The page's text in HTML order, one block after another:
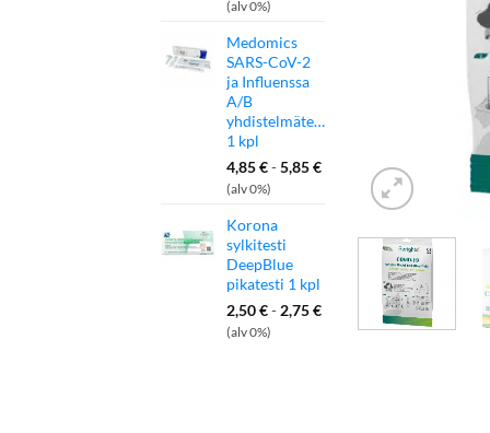
(alv 0%)
Medomics
SARS-CoV-2
ja Influenssa
A/B
yhdistelmätesti
1 kpl
4,85€-5,85€
(alv 0%)
Korona
sylkitesti
DeepBlue
pikatesti 1 kpl
2,50€- 2,75€
(alv 0%)